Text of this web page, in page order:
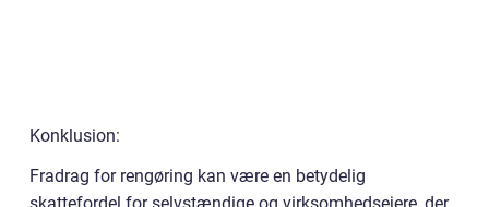
Konklusion:
Fradrag for rengøring kan være en betydelig
skattefordel for selvstændige og virksomhedsejere, der